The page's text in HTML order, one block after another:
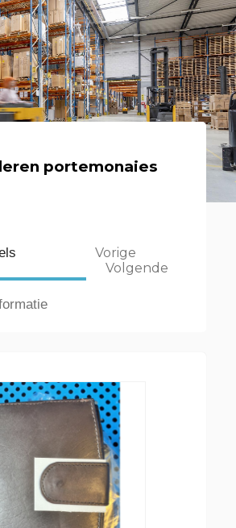
portemonaies
Vorige
Volgende